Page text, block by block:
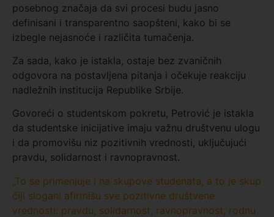
posebnog značaja da svi procesi budu jasno
definisani i transparentno saopšteni, kako bi se
izbegle nejasnoće i različita tumačenja.
Za sada, kako je istakla, ostaje bez zvaničnih
odgovora na postavljena pitanja i očekuje reakciju
nadležnih institucija Republike Srbije.
Govoreći o studentskom pokretu, Petrović je istakla
da studentske inicijative imaju važnu društvenu ulogu
i da promovišu niz pozitivnih vrednosti, uključujući
pravdu, solidarnost i ravnopravnost.
„To se primenjuje i na skupove studenata, a to je skup
čiji slogani afirmišu sve pozitivne društvene
vrednosti: pravdu, solidarnost, ravnopravnost, rodnu